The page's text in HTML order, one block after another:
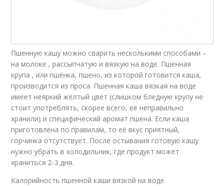
Пшенную кашу можно сварить несколькими способами –
на молоке , рассыпчатую и вязкую на воде. Пшенная
крупа , или пшёнка, пшено, из которой готовится каша,
производится из проса. Пшенная каша вязкая на воде
имеет неяркий жёлтый цвет (слишком бледную крупу не
стоит употреблять, скорее всего, её неправильно
хранили) и специфический аромат пшена. Если каша
приготовлена по правилам, то её вкус приятный,
горчинка отсутствует. После остывания готовую кашу
нужно убрать в холодильник, где продукт может
храниться 2-3 дня.
Калорийность пшенной каши вязкой на воде